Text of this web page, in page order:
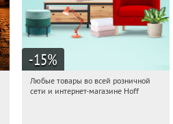
-15%
13:05:52 Получили:
Любые товары во всей розничной
сети и интернет-магазине Hoff